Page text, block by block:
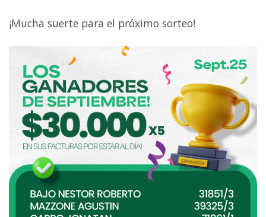
¡Mucha suerte para el próximo sorteo!